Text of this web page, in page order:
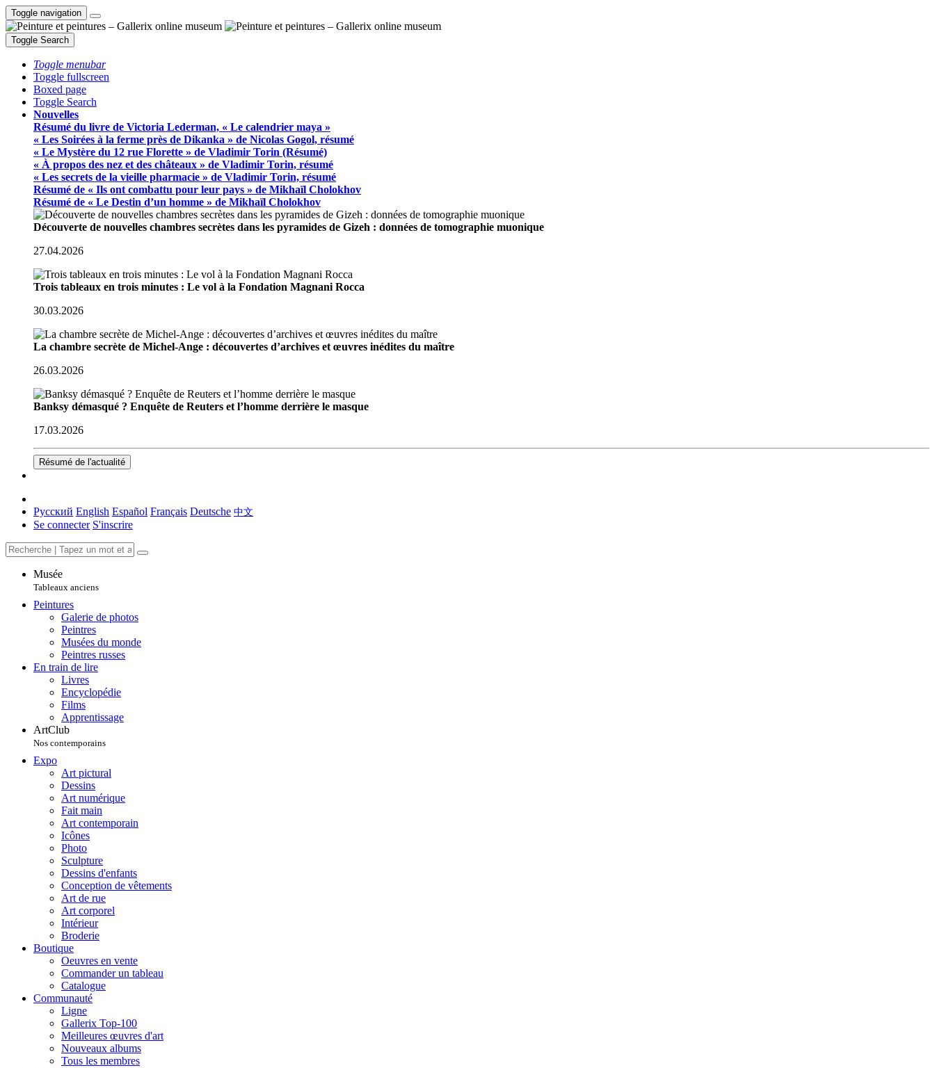
Toggle navigation
Toggle Search
Toggle menubar
Toggle fullscreen
Boxed page
Toggle Search
Nouvelles
Résumé du livre de Victoria Lederman, « Le calendrier maya »
« Les Soirées à la ferme près de Dikanka » de Nicolas Gogol, résumé
« Le Mystère du 12 rue Florette » de Vladimir Torin (Résumé)
« À propos des nez et des châteaux » de Vladimir Torin, résumé
« Les secrets de la vieille pharmacie » de Vladimir Torin, résumé
Résumé de « Ils ont combattu pour leur pays » de Mikhaïl Cholokhov
Résumé de « Le Destin d’un homme » de Mikhaïl Cholokhov
Découverte de nouvelles chambres secrètes dans les pyramides de Gizeh : données de tomographie muonique
27.04.2026
Trois tableaux en trois minutes : Le vol à la Fondation Magnani Rocca
30.03.2026
La chambre secrète de Michel-Ange : découvertes d’archives et œuvres inédites du maître
26.03.2026
Banksy démasqué ? Enquête de Reuters et l’homme derrière le masque
17.03.2026
Résumé de l'actualité
Русский English Español Français Deutsche 中文
Se connecter S'inscrire
Musée
Tableaux anciens
Peintures
Galerie de photos
Peintres
Musées du monde
Peintres russes
En train de lire
Livres
Encyclopédie
Films
Apprentissage
ArtClub
Nos contemporains
Expo
Art pictural
Dessins
Art numérique
Fait main
Art contemporain
Icônes
Photo
Sculpture
Dessins d'enfants
Conception de vêtements
Art de rue
Art corporel
Intérieur
Broderie
Boutique
Oeuvres en vente
Commander un tableau
Catalogue
Communauté
Ligne
Gallerix Top-100
Meilleures œuvres d'art
Nouveaux albums
Tous les membres